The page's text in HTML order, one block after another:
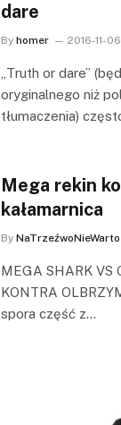
dare
By homer 2016-11-06
„Truth or dare”
oryginalnego niż
tłumaczenia)
Mega rekin
kałamarnica
By NaTrzeźwoNieWarto
MEGA SHARK VS
KONTRA
spora część z…